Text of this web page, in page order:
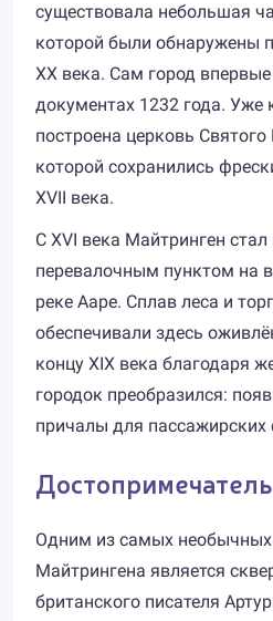
существовала небольшая
которой были обнаружены
XX века. Сам город
документах 1232 года. Уже
построена церковь
которой сохранились
XVII века.
С XVI века Майтринген
перевалочным пунктом на
реке Ааре. Сплав леса и
обеспечивали здесь
концу XIX века благодаря
городок преобразился:
причалы для пассажирских
Одним из самых необычных
Майтрингенa является
британского писателя